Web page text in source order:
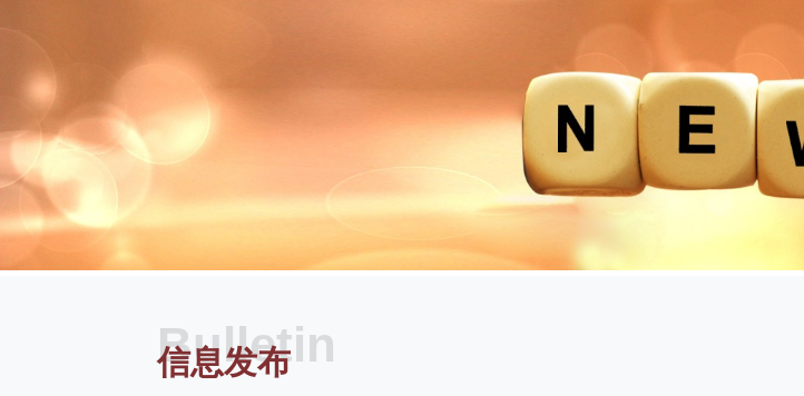
Bulletin
信息发布